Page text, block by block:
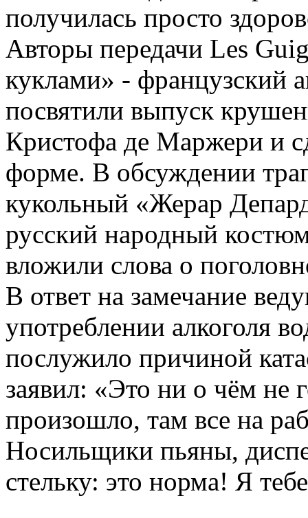
получилась просто
Авторы передачи Les
куклами» - французский
посвятили выпуск
Кристофа де Маржери и
форме. В обсуждении
кукольный «Жерар
русский народный
вложили слова о
В ответ на замечание
употреблении алкоголя
послужило причиной
заявил: «Это ни о чём не
произошло, там все на
Носильщики пьяны,
стельку: это норма! Я